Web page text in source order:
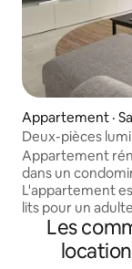
Appartement ·
Deux-pièces
parc sportif
Appartement
dans un
L'appartement
lits pour un
sportif/terrain
800 mètres,
l'école
Les